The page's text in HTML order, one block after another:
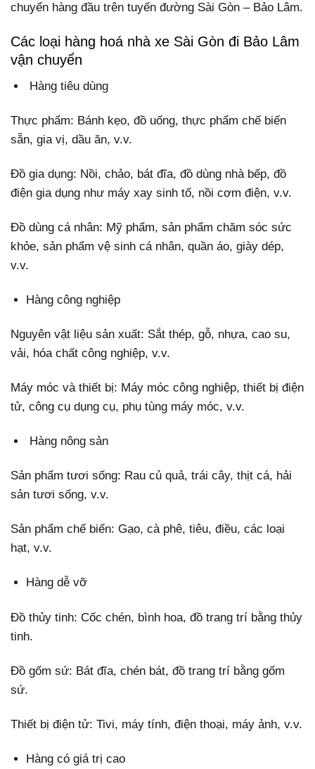
chuyển hàng đầu trên tuyến đường Sài Gòn – Bảo Lâm.
Các loại hàng hoá nhà xe Sài Gòn đi Bảo Lâm
vận chuyển
Hàng tiêu dùng
Thực phẩm: Bánh kẹo, đồ uống, thực phẩm chế biến
sẵn, gia vị, dầu ăn, v.v.
Đồ gia dụng: Nồi, chảo, bát đĩa, đồ dùng nhà bếp, đồ
điện gia dụng như máy xay sinh tố, nồi cơm điện, v.v.
Đồ dùng cá nhân: Mỹ phẩm, sản phẩm chăm sóc sức
khỏe, sản phẩm vệ sinh cá nhân, quần áo, giày dép,
v.v.
Hàng công nghiệp
Nguyên vật liệu sản xuất: Sắt thép, gỗ, nhựa, cao su,
vải, hóa chất công nghiệp, v.v.
Máy móc và thiết bị: Máy móc công nghiệp, thiết bị điện
tử, công cụ dụng cụ, phụ tùng máy móc, v.v.
Hàng nông sản
Sản phẩm tươi sống: Rau củ quả, trái cây, thịt cá, hải
sản tươi sống, v.v.
Sản phẩm chế biến: Gạo, cà phê, tiêu, điều, các loại
hạt, v.v.
Hàng dễ vỡ
Đồ thủy tinh: Cốc chén, bình hoa, đồ trang trí bằng thủy
tinh.
Đồ gốm sứ: Bát đĩa, chén bát, đồ trang trí bằng gốm
sứ.
Thiết bị điện tử: Tivi, máy tính, điện thoại, máy ảnh, v.v.
Hàng có giá trị cao